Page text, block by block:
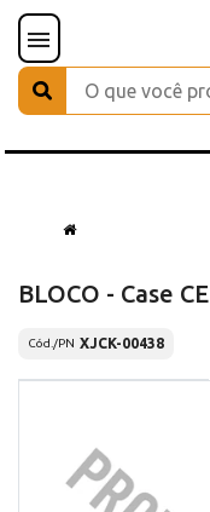
BLOCO - Case CE
Cód./PN XJCK-00438